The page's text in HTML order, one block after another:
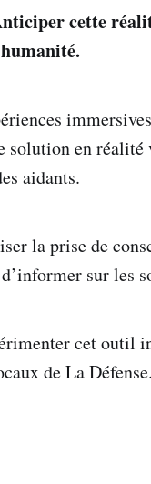
cette
solution en
aidants.
la prise de
sur les
cet outil
de La Défense.